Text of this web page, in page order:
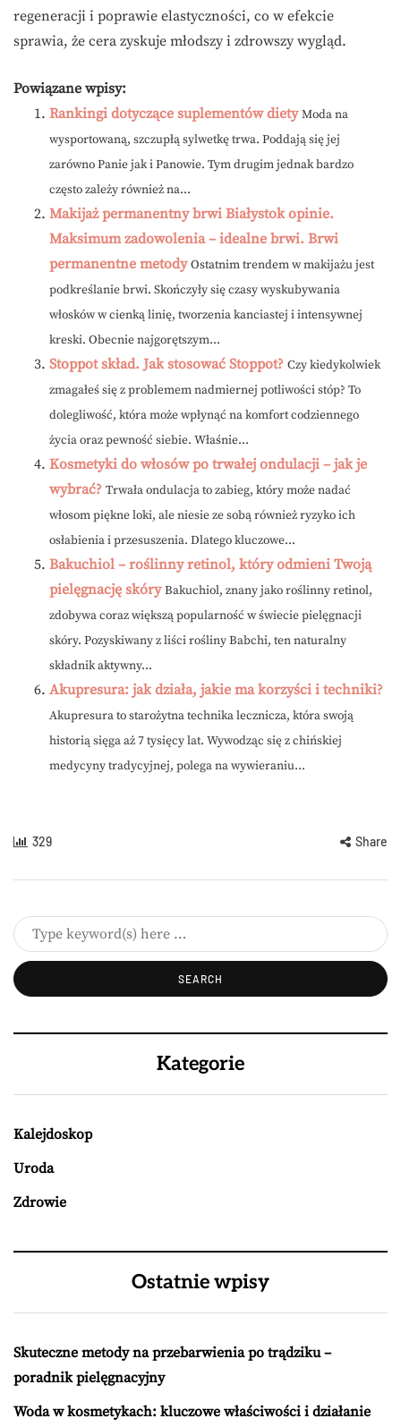
regeneracji i poprawie elastyczności, co w efekcie
sprawia, że cera zyskuje młodszy i zdrowszy wygląd.
Powiązane wpisy:
Rankingi dotyczące suplementów diety Moda na
wysportowaną, szczupłą sylwetkę trwa. Poddają się jej
zarówno Panie jak i Panowie. Tym drugim jednak bardzo
często zależy również na...
Makijaż permanentny brwi Białystok opinie.
Maksimum zadowolenia – idealne brwi. Brwi
permanentne metody Ostatnim trendem w makijażu jest
podkreślanie brwi. Skończyły się czasy wyskubywania
włosków w cienką linię, tworzenia kanciastej i intensywnej
kreski. Obecnie najgorętszym...
Stoppot skład. Jak stosować Stoppot? Czy kiedykolwiek
zmagałeś się z problemem nadmiernej potliwości stóp? To
dolegliwość, która może wpłynąć na komfort codziennego
życia oraz pewność siebie. Właśnie...
Kosmetyki do włosów po trwałej ondulacji – jak je
wybrać? Trwała ondulacja to zabieg, który może nadać
włosom piękne loki, ale niesie ze sobą również ryzyko ich
osłabienia i przesuszenia. Dlatego kluczowe...
Bakuchiol – roślinny retinol, który odmieni Twoją
pielęgnację skóry Bakuchiol, znany jako roślinny retinol,
zdobywa coraz większą popularność w świecie pielęgnacji
skóry. Pozyskiwany z liści rośliny Babchi, ten naturalny
składnik aktywny...
Akupresura: jak działa, jakie ma korzyści i techniki?
Akupresura to starożytna technika lecznicza, która swoją
historią sięga aż 7 tysięcy lat. Wywodząc się z chińskiej
medycyny tradycyjnej, polega na wywieraniu...
329 Share
Kategorie
Kalejdoskop
Uroda
Zdrowie
Ostatnie wpisy
Skuteczne metody na przebarwienia po trądziku –
poradnik pielęgnacyjny
Woda w kosmetykach: kluczowe właściwości i działanie